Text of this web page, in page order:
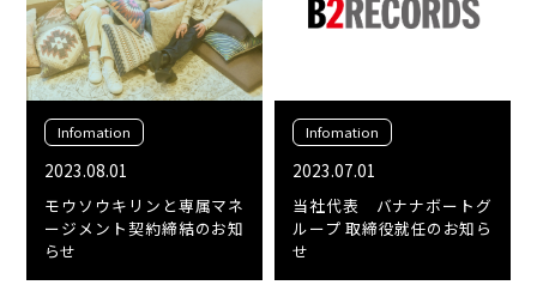
Infomation
2023.08.01
モウソウキリンと専属マネ
ージメント契約締結のお知
らせ
Infomation
2023.07.01
当社代表 バナナボートグ
ループ 取締役就任のお知ら
せ